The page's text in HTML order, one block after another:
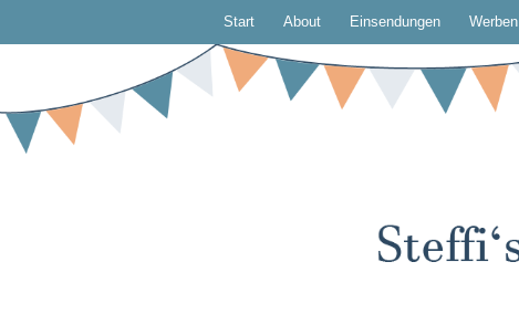
Start About Einsendungen Werben